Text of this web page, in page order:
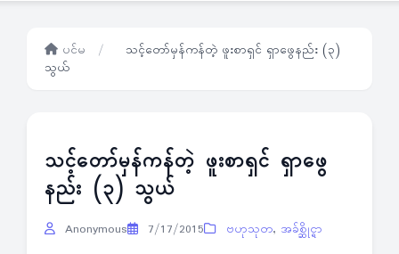
ပင်မ /
သင့်တော်မှန်ကန်တဲ့ ဖူးစာရှင် ရှာဖွေနည်း (၃)
သွယ်
သင့်တော်မှန်ကန်တဲ့ ဖူးစာရှင် ရှာဖွေ
နည်း (၃) သွယ်
Anonymous 7/17/2015 ဗဟုသုတ, အခ်စ္ဆိုင္ရာ